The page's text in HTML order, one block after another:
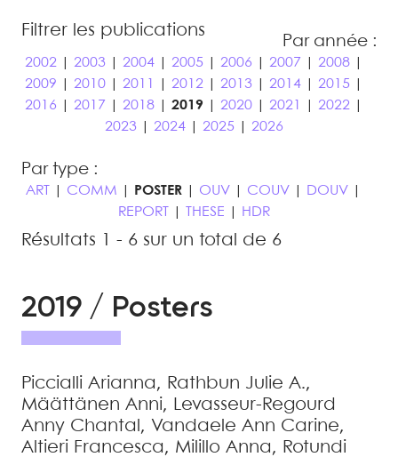
Filtrer les publications
Par année :
2002| 2003| 2004| 2005| 2006 2007 2008|
2009
2010| 2011 2012| 2013| 2014| 2015|
2016
2017 2018| 2019 2020| 2021 2022|
2023| 2024| 2025| 2026
Par type :
ART COMM POSTER OUV COUV DOUV
REPORT
THESE HDR
Résultats 1 - 6 sur un total de 6
2019 / Posters
Piccialli Arianna, Rathbun Julie A.,
Määttänen Anni, Levasseur-Regourd
Anny Chantal , Vandaele Ann Carine,
Altieri Francesca, Milillo Anna, Rotundi